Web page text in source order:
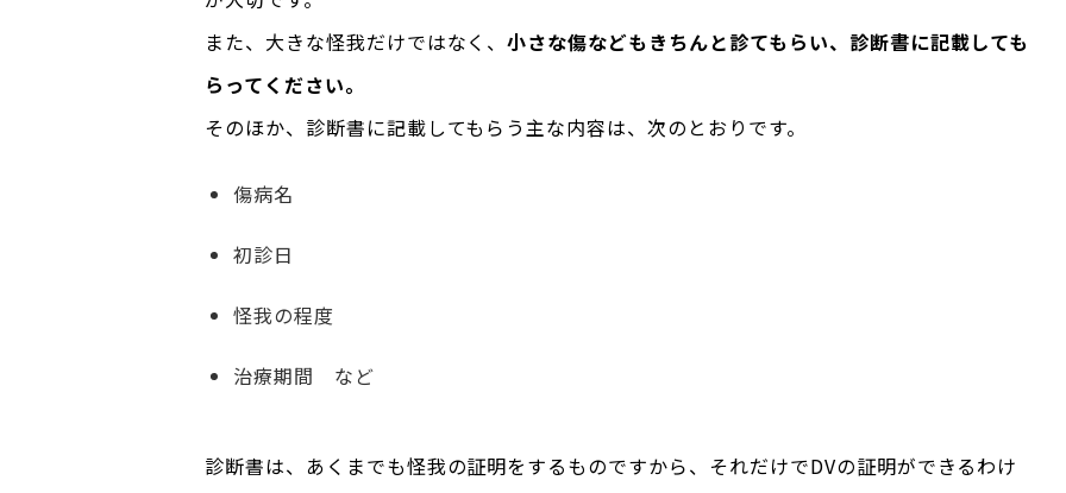
また、大きな怪我だけではなく、小さな傷などもきちんと診てもらい、診断書に記載しても
らってください。
そのほか、診断書に記載してもらう主な内容は、次のとおりです。
傷病名
初診日
怪我の程度
治療期間 など
診断書は、あくまでも怪我の証明をするものですから、それだけでDVの証明ができるわけ